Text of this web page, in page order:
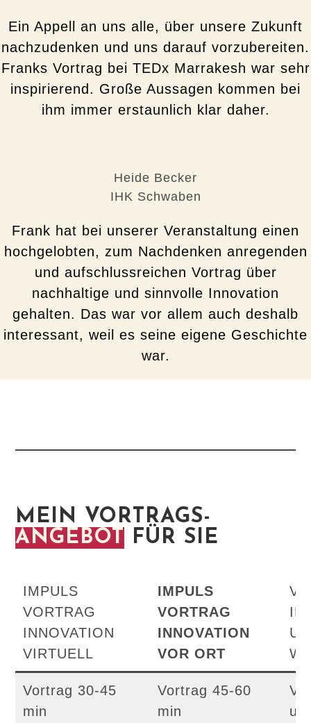
Ein Appell an uns alle, über unsere Zukunft
nachzudenken und uns darauf vorzubereiten.
Franks Vortrag bei TEDx Marrakesh war sehr
inspirierend. Große Aussagen kommen bei
ihm immer erstaunlich klar daher.
Heide Becker
IHK Schwaben
Frank hat bei unserer Veranstaltung einen
hochgelobten, zum Nachdenken anregenden
und aufschlussreichen Vortrag über
nachhaltige und sinnvolle Innovation
gehalten. Das war vor allem auch deshalb
interessant, weil es seine eigene Geschichte
war.
MEIN VORTRAGS-
ANGEBOT
FÜR SIE
IMPULS
VORTRAG
INNOVATION
VIRTUELL
IMPULS
VORTRAG
INNOVATION
VOR ORT
Vortrag 30-45
min
Vortrag 45-60
min